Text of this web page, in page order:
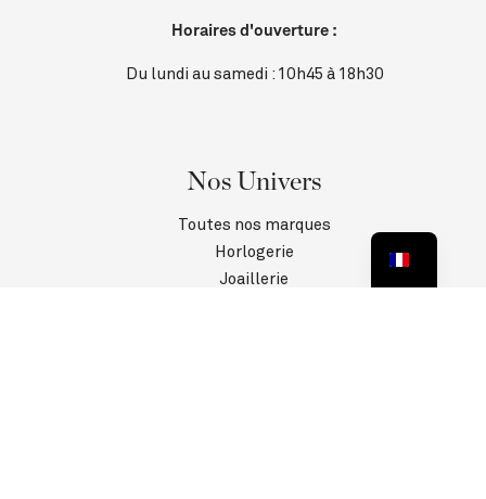
Horaires d'ouverture :
Du lundi au samedi : 10h45 à 18h30
Nos Univers
Toutes nos marques
Horlogerie
Joaillerie